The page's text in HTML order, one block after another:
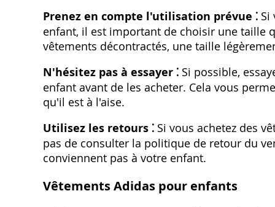
Prenez en compte l'utilisation prévue ⁚ Si
enfant, il est important de choisir une taille
vêtements décontractés, une taille
N'hésitez pas à essayer ⁚ Si possible,
enfant avant de les acheter. Cela vous
qu'il est à l'aise.
Utilisez les retours ⁚ Si vous achetez des
pas de consulter la politique de retour du
conviennent pas à votre enfant.
Vêtements Adidas pour enfants